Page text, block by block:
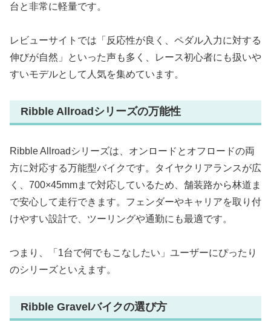
台と非常に軽量です。
レビューサイトでは「反応性が良く、ペダル入力に対する
伸びが自然」といった声も多く、レース初心者にも扱いや
すいモデルとして人気を集めています。
Ribble Allroadシリーズの万能性
Ribble Allroadシリーズは、オンロードとオフロードの両
方に対応する万能型バイクです。タイヤクリアランスが広
く、700×45mmまで対応しているため、舗装路から林道ま
で安心して走行できます。フェンダーやキャリアを取り付
けやすい設計で、ツーリングや通勤にも最適です。
つまり、「1台で何でもこなしたい」ユーザーにぴったり
のシリーズといえます。
Ribble Gravelバイクの選び方